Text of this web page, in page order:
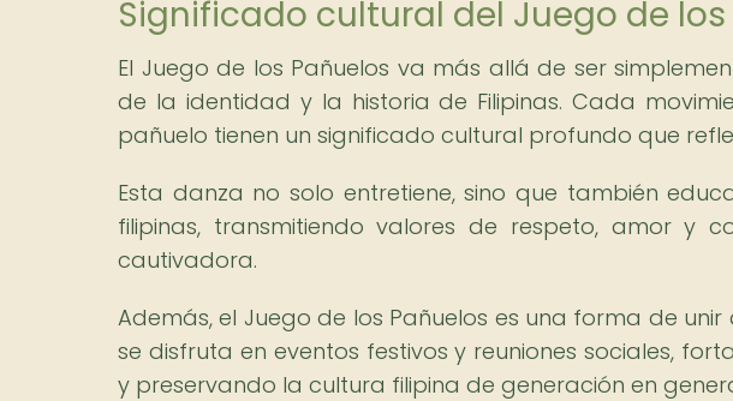
Significado cultural del Juego de
El Juego de los Pañuelos va más allá de ser
de la identidad y la historia de Filipinas. Cada
pañuelo tienen un significado cultural profundo que
Esta danza no solo entretiene, sino que también
filipinas, transmitiendo valores de respeto, amor y
cautivadora.
Además, el Juego de los Pañuelos es una forma de
se disfruta en eventos festivos y reuniones sociales,
y preservando la cultura filipina de generación en